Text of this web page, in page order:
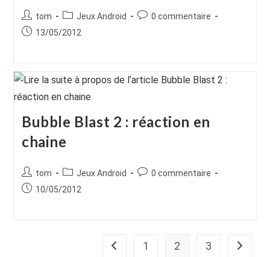
Auteur/autrice
de
tom
Post
category:
Jeux Android
Commentaires
0 commentaire
Publication
13/05/2012
Bubble Blast 2 : réaction en
chaine
Auteur/autrice
de
tom
Post
category:
Jeux Android
Commentaires
0 commentaire
Publication
10/05/2012
Go to the previous page
1 2 3 Aller à